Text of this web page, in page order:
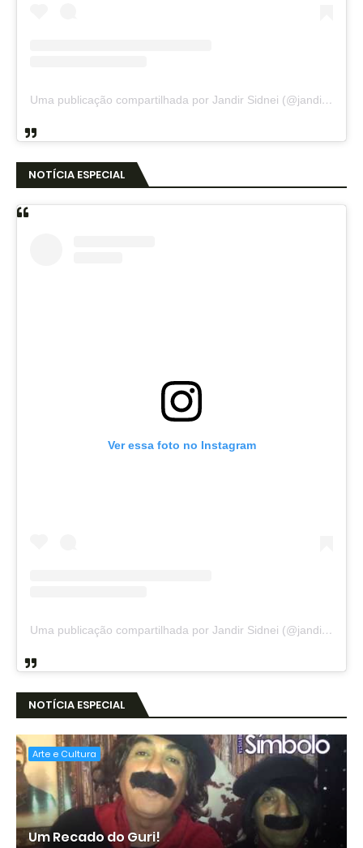
Uma publicação compartilhada por Jandir Sidnei (@jandirsidnei)
NOTÍCIA ESPECIAL
Ver essa foto no Instagram
Uma publicação compartilhada por Jandir Sidnei (@jandirsidnei)
NOTÍCIA ESPECIAL
Arte e Cultura
Um Recado do Guri!